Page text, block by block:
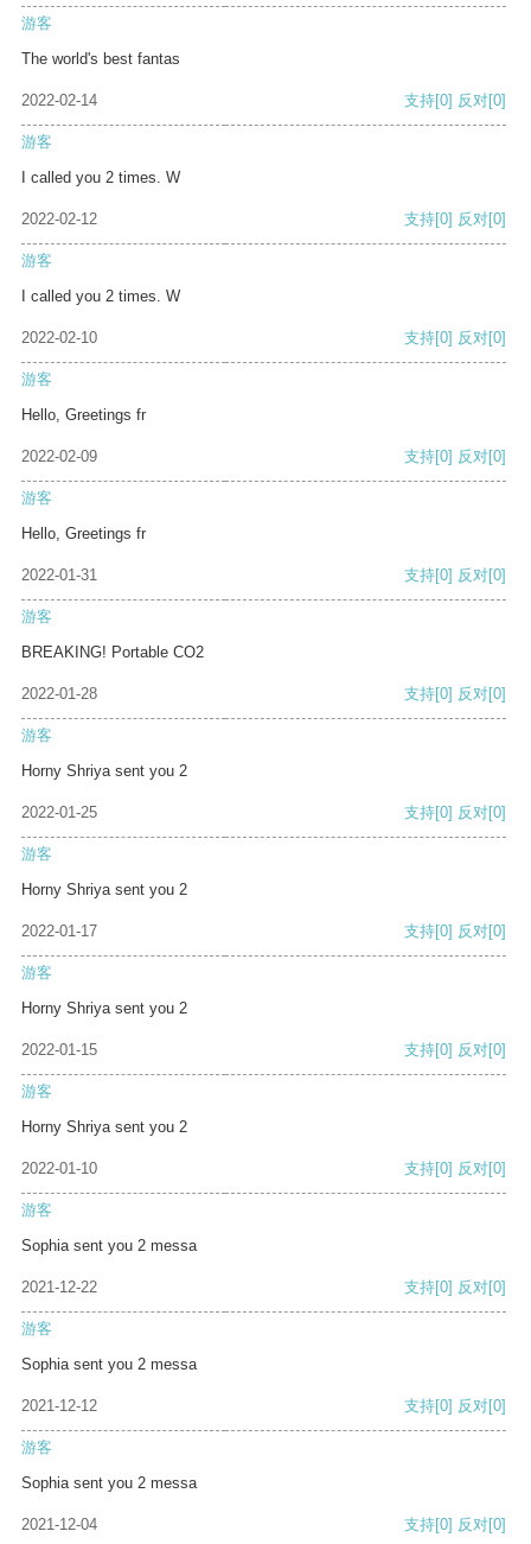
游客
The world's best fantas
2022-02-14 支持[0] 反对[0]
游客
I called you 2 times. W
2022-02-12 支持[0] 反对[0]
游客
I called you 2 times. W
2022-02-10 支持[0] 反对[0]
游客
Hello, Greetings fr
2022-02-09 支持[0] 反对[0]
游客
Hello, Greetings fr
2022-01-31 支持[0] 反对[0]
游客
BREAKING! Portable CO2
2022-01-28 支持[0] 反对[0]
游客
Horny Shriya sent you 2
2022-01-25 支持[0] 反对[0]
游客
Horny Shriya sent you 2
2022-01-17 支持[0] 反对[0]
游客
Horny Shriya sent you 2
2022-01-15 支持[0] 反对[0]
游客
Horny Shriya sent you 2
2022-01-10 支持[0] 反对[0]
游客
Sophia sent you 2 messa
2021-12-22 支持[0] 反对[0]
游客
Sophia sent you 2 messa
2021-12-12 支持[0] 反对[0]
游客
Sophia sent you 2 messa
2021-12-04 支持[0] 反对[0]